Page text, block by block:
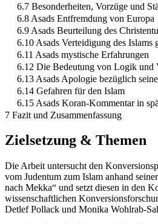
6.7 Besonderheiten, Vorzüge und
6.8 Asads Entfremdung von Europa
6.9 Asads Beurteilung des
6.10 Asads Verteidigung des Islams
6.11 Asads mystische Erfahrungen
6.12 Die Bedeutung von Logik und
6.13 Asads Apologie bezüglich
6.14 Gefahren für den Islam
6.15 Asads Koran-Kommentar in
7 Fazit und Zusammenfassung
Zielsetzung & Themen
Die Arbeit untersucht den
vom Judentum zum Islam anhand
nach Mekka“ und setzt diesen in den
wissenschaftlichen
Detlef Pollack und Monika Wohlrab-